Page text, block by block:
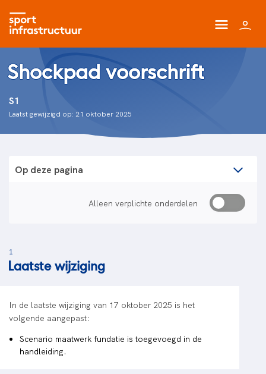
Shockpad voorschrift
S1
Laatst gewijzigd op: 21 oktober 2025
Op deze pagina
Alleen verplichte onderdelen
1
Laatste wijziging
In de laatste wijziging van 17 oktober 2025 is het
volgende aangepast:
Scenario maatwerk fundatie is toegevoegd in de
handleiding.